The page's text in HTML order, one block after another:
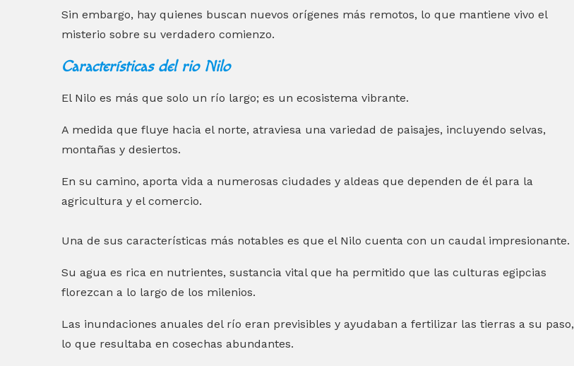
Sin embargo, hay quienes buscan nuevos orígenes más remotos, lo que mantiene vivo el
misterio sobre su verdadero comienzo.
Características del rio Nilo
El Nilo es más que solo un río largo; es un ecosistema vibrante.
A medida que fluye hacia el norte, atraviesa una variedad de paisajes, incluyendo selvas,
montañas y desiertos.
En su camino, aporta vida a numerosas ciudades y aldeas que dependen de él para la
agricultura y el comercio.
Una de sus características más notables es que el Nilo cuenta con un caudal impresionante.
Su agua es rica en nutrientes, sustancia vital que ha permitido que las culturas egipcias
florezcan a lo largo de los milenios.
Las inundaciones anuales del río eran previsibles y ayudaban a fertilizar las tierras a su paso,
lo que resultaba en cosechas abundantes.